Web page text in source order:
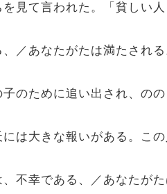
見て言われた。「貧しい
／あなたがたは満たされ
のために追い出され、の
は大きな報いがある。こ
不幸である、／あなたがた